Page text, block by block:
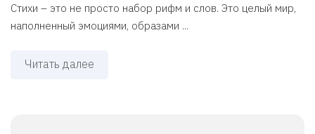
Стихи – это не просто набор рифм и слов. Это целый мир,
наполненный эмоциями, образами ...
Читать далее